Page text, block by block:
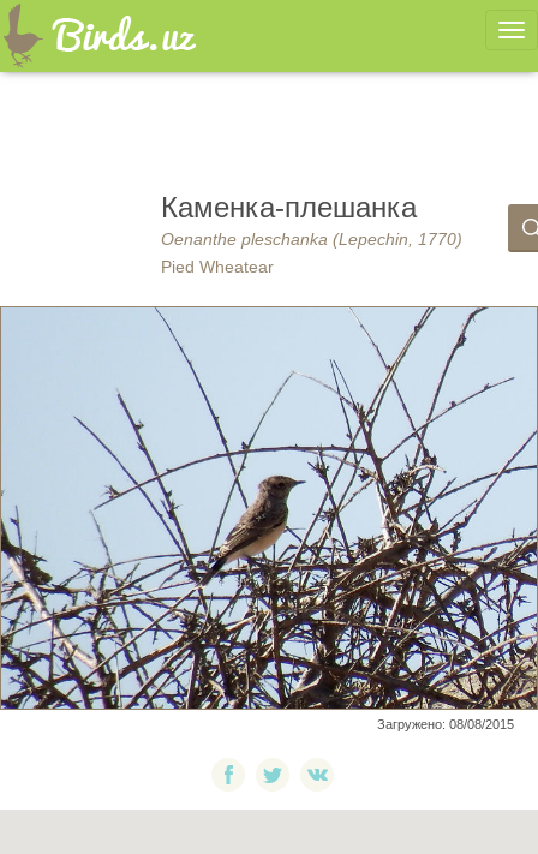
Каменка-плешанка
Oenanthe pleschanka (Lepechin, 1770)
Pied Wheatear
Загружено: 08/08/2015